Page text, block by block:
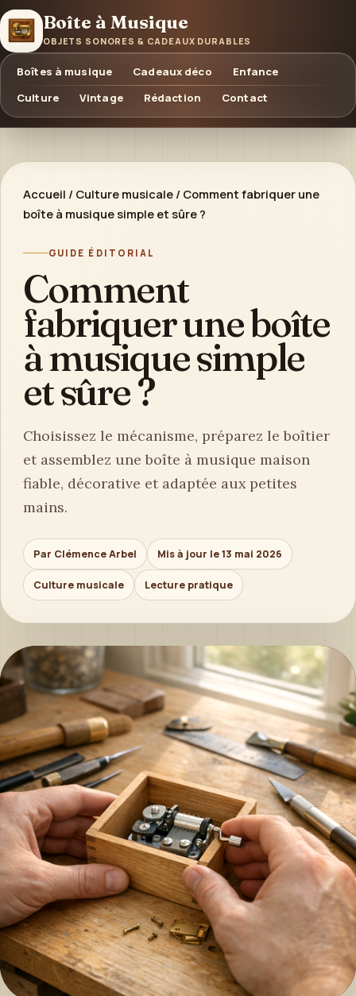
Boîte à Musique
OBJETS SONORES & CADEAUX DURABLES
Boîtes à musique Cadeaux déco
Enfance
Culture
Vintage Rédaction Contact
Accueil / Culture musicale / Comment fabriquer une
boîte à musique simple et sûre ?
GUIDE ÉDITORIAL
Comment
fabriquer une boîte
à musique simple
et sûre ?
Choisissez le mécanisme, préparez le boîtier
et assemblez une boîte à musique maison
fiable, décorative et adaptée aux petites
mains.
Par Clémence Arbel Mis à jour le 13 mai 2026
Culture musicale Lecture pratique